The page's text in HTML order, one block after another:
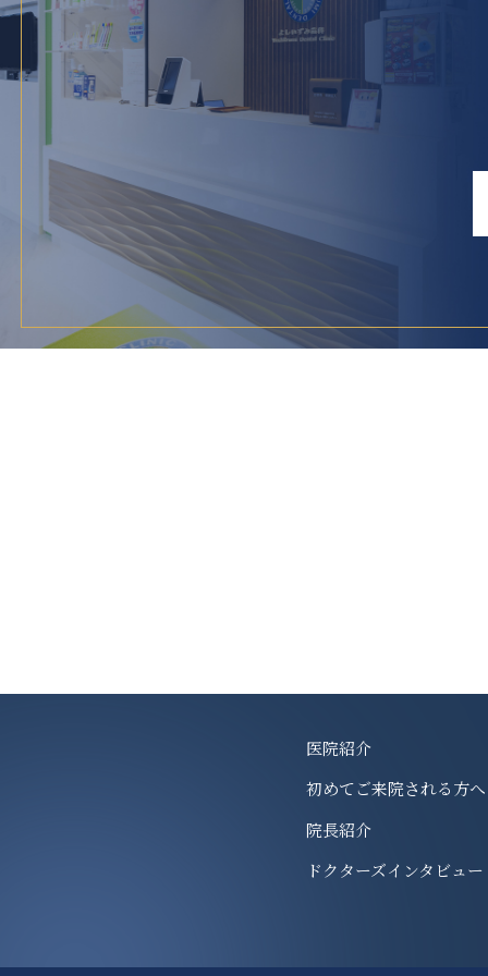
医院紹介
初めてご来院される方へ
院長紹介
ドクターズインタビュー